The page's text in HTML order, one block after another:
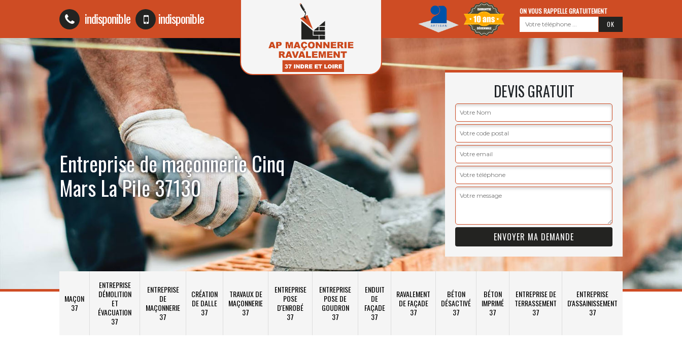
indisponible indisponible ON VOUS RAPPELLE GRATUITEMENT
Entreprise de maçonnerie Cinq
Mars La Pile 37130
DEVIS GRATUIT
MAÇON
37
ENTREPRISE
DÉMOLITION
ET
ÉVACUATION
37
ENTREPRISE
DE
MAÇONNERIE
37
CRÉATION
DE DALLE
37
TRAVAUX DE
MAÇONNERIE
37
ENTREPRISE
POSE
D'ENROBÉ
37
ENTREPRISE
POSE DE
GOUDRON
37
ENDUIT
DE
FAÇADE
37
RAVALEMENT
DE FAÇADE
37
BÉTON
DÉSACTIVÉ
37
BÉTON
IMPRIMÉ
37
ENTREPRISE DE
TERRASSEMENT
37
ENTREPRISE
D'ASSAINISSEMENT
37